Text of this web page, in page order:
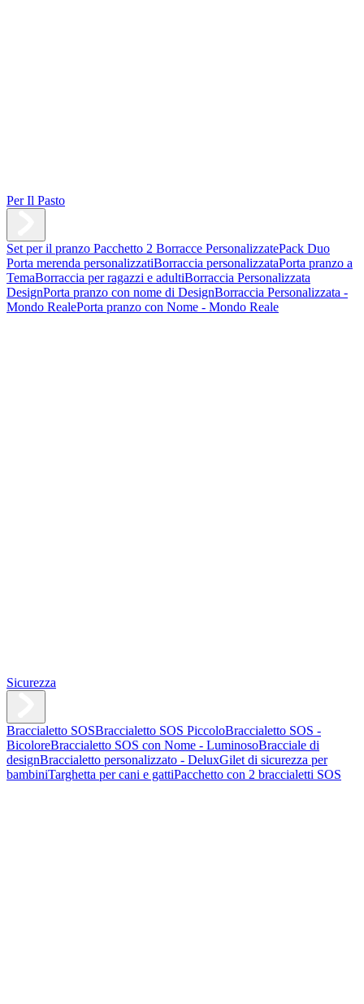
Per Il Pasto
Set per il pranzo Pacchetto 2 Borracce PersonalizzatePack Duo
Porta merenda personalizzatiBorraccia personalizzataPorta pranzo a
TemaBorraccia per ragazzi e adultiBorraccia Personalizzata
DesignPorta pranzo con nome di DesignBorraccia Personalizzata -
Mondo RealePorta pranzo con Nome - Mondo Reale
Sicurezza
Braccialetto SOSBraccialetto SOS PiccoloBraccialetto SOS -
BicoloreBraccialetto SOS con Nome - LuminosoBracciale di
designBraccialetto personalizzato - DeluxGilet di sicurezza per
bambiniTarghetta per cani e gattiPacchetto con 2 braccialetti SOS